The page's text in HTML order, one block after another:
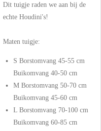
Dit tuigje raden we aan bij de
echte Houdini's!
Maten tuigje:
S Borstomvang 45-55 cm
Buikomvang 40-50 cm
M Borstomvang 50-70 cm
Buikomvang 45-60 cm
L Borstomvang 70-100 cm
Buikomvang 60-85 cm